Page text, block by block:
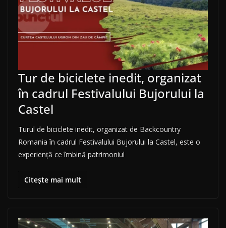
Tur de biciclete inedit, organizat
în cadrul Festivalului Bujorului la
Castel
Turul de biciclete inedit, organizat de Backcountry
Romania în cadrul Festivalului Bujorului la Castel, este o
experiență ce îmbină patrimoniul
Citește mai mult